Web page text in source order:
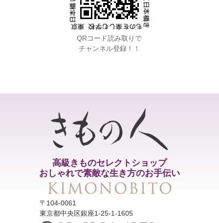
QRコード読み取りで
チャンネル登録！！
高級きものセレクトショップ
おしゃれで素敵な生き方のお手伝い
〒104-0061
東京都中央区銀座1-25-1-1605